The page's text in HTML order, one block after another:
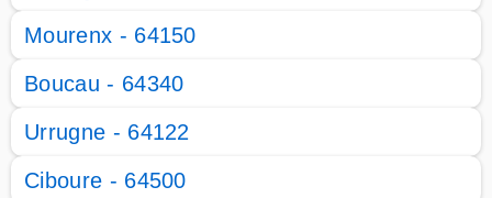
Mourenx - 64150
Boucau - 64340
Urrugne - 64122
Ciboure - 64500